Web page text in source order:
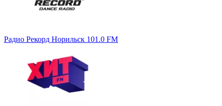
Радио Рекорд Норильск 101.0 FM